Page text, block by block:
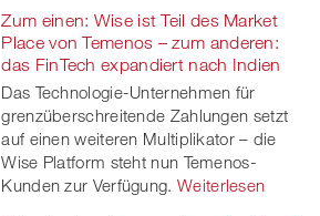
Zum einen: Wise ist Teil des Market
Place von Temenos – zum anderen:
das FinTech expandiert nach Indien
Das Technologie-Unternehmen für
grenzüberschreitende Zahlungen setzt
auf einen weiteren Multiplikator – die
Wise Platform steht nun Temenos-
Kunden zur Verfügung. Weiterlesen